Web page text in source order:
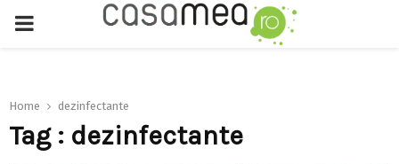
PRIMARY
Home dezinfectante
Tag : dezinfectante